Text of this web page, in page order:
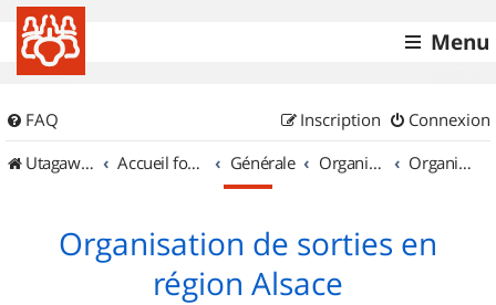
Menu
FAQ Connexion
Inscription
UtagawaVTT (Randos VTT et VTTAE avec traces GPS)
Accueil forum Générale Organisation de sorties & Recherche de partenaires Organisation de sorties en région Alsace
Organisation de sorties en
région Alsace